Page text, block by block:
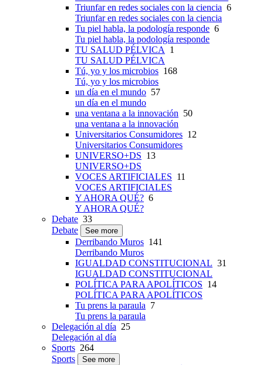
Triunfar en redes sociales con la ciencia 6
Triunfar en redes sociales con la ciencia
Tu piel habla, la podología responde 6
Tu piel habla, la podología responde
TU SALUD PÉLVICA
1
TU SALUD PÉLVICA
Tú, yo y los microbios 168
Tú, yo y los microbios
un día en el mundo 57
un día en el mundo
una ventana a la innovación 50
una ventana a la innovación
Universitarios Consumidores 12
Universitarios Consumidores
UNIVERSO+DS 13
UNIVERSO+DS
VOCES ARTIFICIALES 11
VOCES ARTIFICIALES
Y AHORA QUÉ? 6
Y AHORA QUÉ?
Debate 33
Debate
See more
Derribando Muros 141
Derribando Muros
IGUALDAD CONSTITUCIONAL 31
IGUALDAD CONSTITUCIONAL
POLÍTICA PARA APOLÍTICOS 14
POLÍTICA PARA APOLÍTICOS
Tu prens la paraula 7
Tu prens la paraula
Delegación al día 25
Delegación al día
Sports 264
Sports
See more